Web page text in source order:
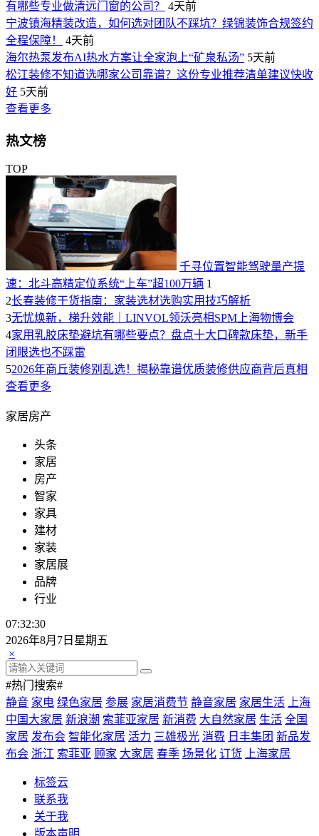
有哪些专业做清远门窗的公司？
4天前
宁波镇海精装改造，如何选对团队不踩坑？绿锦装饰合规签约
全程保障！
4天前
海尔热泵发布AI热水方案让全家泡上“矿泉私汤” 5天前
松江装修不知道选哪家公司靠谱？这份专业推荐清单建议快收
好 5天前
查看更多
热文榜
TOP
千寻位置智能驾驶量产提
速：北斗高精定位系统“上车”超100万辆 1
2长春装修干货指南：家装选材选购实用技巧解析
3无忧焕新，梯升效能｜LINVOL领沃亮相SPM上海物博会
4家用乳胶床垫避坑有哪些要点？盘点十大口碑款床垫，新手
闭眼选也不踩雷
52026年商丘装修别乱选！揭秘靠谱优质装修供应商背后真相
查看更多
家居房产
头条
家居
房产
智家
家具
建材
家装
家居展
品牌
行业
07:32:30
2026年8月7日星期五
×
#热门搜索#
静音 家电 绿色家居 参展 家居消费节 静音家居 家居生活
上海
中国大家居 新浪潮 索菲亚家居 新消费 大自然家居 生活 全国
家居 发布会 智能化家居 活力 三雄极光 消费 日丰集团 新品发
布会 浙江 索菲亚 顾家 大家居 春季 场景化 订货 上海家居
标签云
联系我
关于我
版本声明